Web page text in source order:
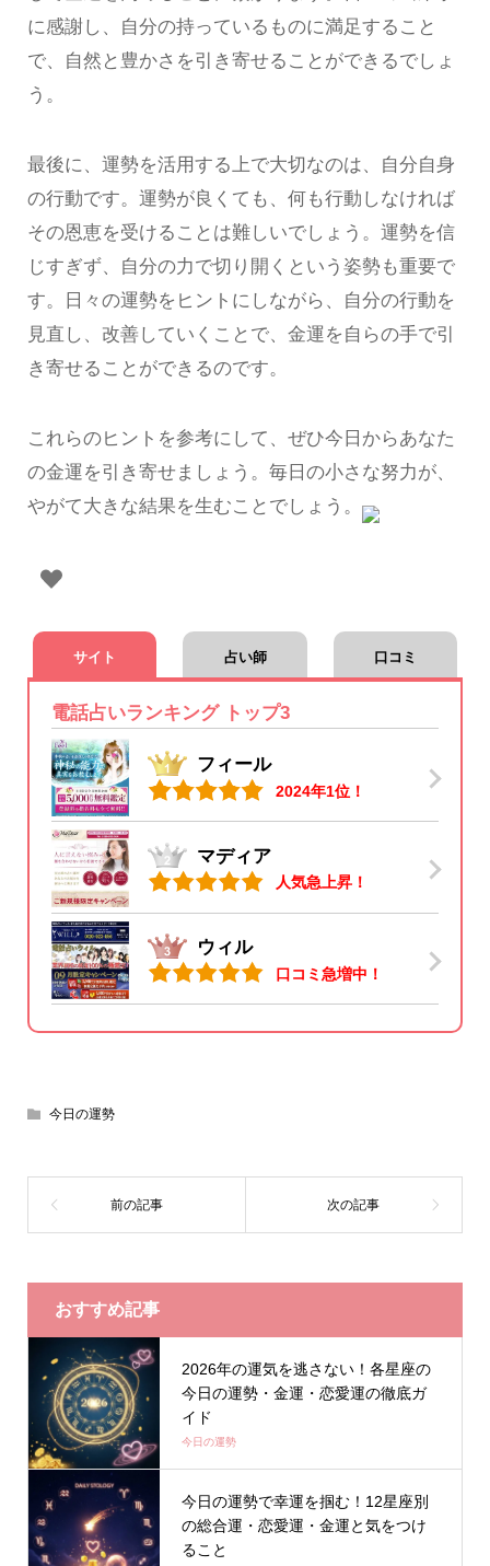
に感謝し、自分の持っているものに満足すること
で、自然と豊かさを引き寄せることができるでしょ
う。
最後に、運勢を活用する上で大切なのは、自分自身
の行動です。運勢が良くても、何も行動しなければ
その恩恵を受けることは難しいでしょう。運勢を信
じすぎず、自分の力で切り開くという姿勢も重要で
す。日々の運勢をヒントにしながら、自分の行動を
見直し、改善していくことで、金運を自らの手で引
き寄せることができるのです。
これらのヒントを参考にして、ぜひ今日からあなた
の金運を引き寄せましょう。毎日の小さな努力が、
やがて大きな結果を生むことでしょう。
サイト 占い師 口コミ
電話占いランキング トップ3
フィール
2024年1位！
マディア
人気急上昇！
ウィル
口コミ急増中！
今日の運勢
おすすめ記事
2026年の運気を逃さない！各星座の
今日の運勢・金運・恋愛運の徹底ガ
イド
今日の運勢
今日の運勢で幸運を掴む！12星座別
の総合運・恋愛運・金運と気をつけ
ること